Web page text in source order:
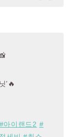
’🔥
#아이랜드2 #